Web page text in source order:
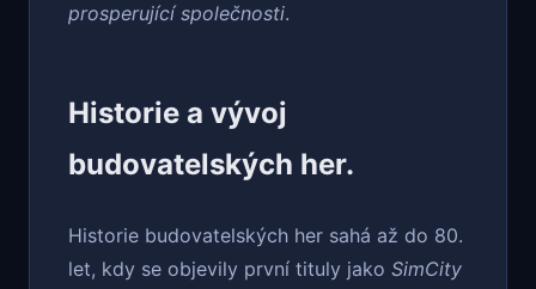
prosperující společnosti.
Historie a vývoj
budovatelských her.
Historie budovatelských her sahá až do 80.
let, kdy se objevily první tituly jako SimCity